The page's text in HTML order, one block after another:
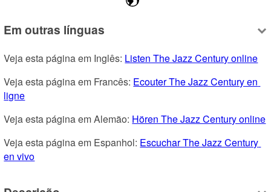
Em outras línguas
Veja esta página em Inglês: Listen The Jazz Century online
Veja esta página em Francês: Ecouter The Jazz Century en
ligne
Veja esta página em Alemão: Hören The Jazz Century online
Veja esta página em Espanhol: Escuchar The Jazz Century
en vivo